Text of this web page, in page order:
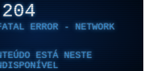
204
ERROR - NETWORK
ESTÁ NESTE